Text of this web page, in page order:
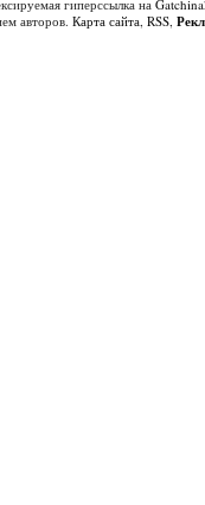
гиперссылка на
авторов. Карта сайта, RSS,